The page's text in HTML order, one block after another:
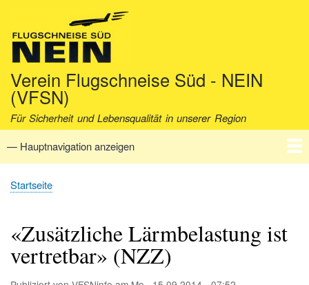
Verein Flugschneise Süd - NEIN
(VFSN)
Für Sicherheit und Lebensqualität in unserer Region
Hauptnavigation
— Hauptnavigation anzeigen
Startseite
Verein
Aktuell
Fakten
Archiv
Kontakt
Pfadnavigation
Startseite
«Zusätzliche Lärmbelastung ist
vertretbar» (NZZ)